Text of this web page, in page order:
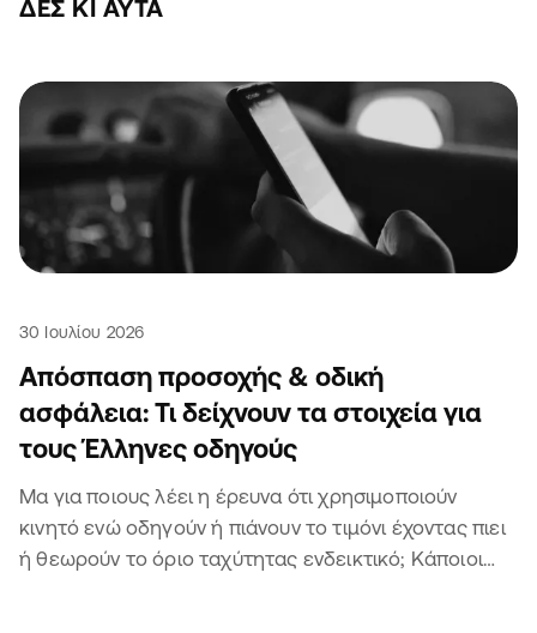
ΔΕΣ ΚΙ ΑΥΤΆ
30 Ιουλίου 2026
Απόσπαση προσοχής & οδική
ασφάλεια: Τι δείχνουν τα στοιχεία για
τους Έλληνες οδηγούς
Μα για ποιους λέει η έρευνα ότι χρησιμοποιούν
κινητό ενώ οδηγούν ή πιάνουν το τιμόνι έχοντας πιει
ή θεωρούν το όριο ταχύτητας ενδεικτικό; Κάποιοι